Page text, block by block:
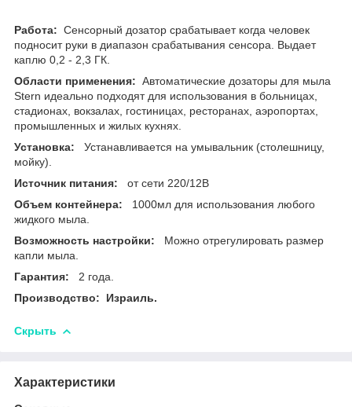
Работа: Сенсорный дозатор срабатывает когда человек
подносит руки в диапазон срабатывания сенсора. Выдает
каплю 0,2 - 2,3 ГК.
Области применения: Автоматические дозаторы для мыла
Stern идеально подходят для использования в больницах,
стадионах, вокзалах, гостиницах, ресторанах, аэропортах,
промышленных и жилых кухнях.
Установка: Устанавливается на умывальник (столешницу,
мойку).
Источник питания: от сети 220/12В
Объем контейнера: 1000мл для использования любого
жидкого мыла.
Возможность настройки: Можно отрегулировать размер
капли мыла.
Гарантия: 2 года.
Производство: Израиль.
Скрыть
Характеристики